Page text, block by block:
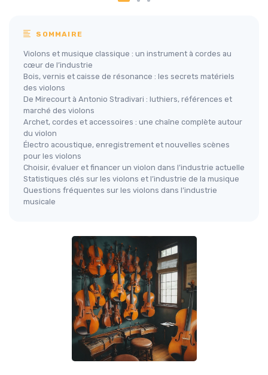
SOMMAIRE
Violons et musique classique : un instrument à cordes au
cœur de l’industrie
Bois, vernis et caisse de résonance : les secrets matériels
des violons
De Mirecourt à Antonio Stradivari : luthiers, références et
marché des violons
Archet, cordes et accessoires : une chaîne complète autour
du violon
Électro acoustique, enregistrement et nouvelles scènes
pour les violons
Choisir, évaluer et financer un violon dans l’industrie actuelle
Statistiques clés sur les violons et l’industrie de la musique
Questions fréquentes sur les violons dans l’industrie
musicale